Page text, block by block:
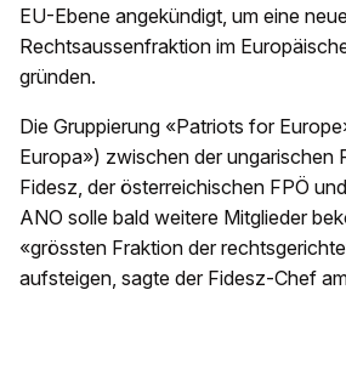
EU-Ebene angekündigt, um eine neue
Rechtsaussenfraktion im
gründen.
Die Gruppierung «Patriots for
Europa») zwischen der ungarischen
Fidesz, der österreichischen FPÖ
ANO solle bald weitere Mitglieder
«grössten Fraktion der
aufsteigen, sagte der Fidesz-Chef